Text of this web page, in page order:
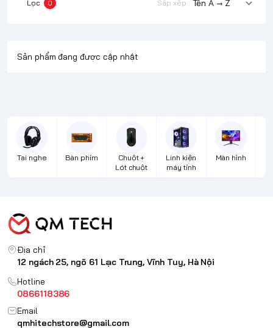
Lọc 0 Sắp xếp
Sản phẩm đang được cập nhật
Tai nghe Bàn phím
Chuột +
Lót chuột
Linh kiện
máy tính
Màn hình
Địa chỉ
12 ngách 25, ngõ 61 Lạc Trung, Vĩnh Tuy, Hà Nội
Hotline
0866118386
Email
qmhitechstore@gmail.com